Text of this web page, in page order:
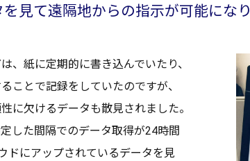
を見て遠隔地からの指示が可能になり
、紙に定期的に書き込んでいたり、
ことで記録をしていたのですが、
に欠けるデータも散見されました。
した間隔でのデータ取得が24時間
ド にアップされているデータを見